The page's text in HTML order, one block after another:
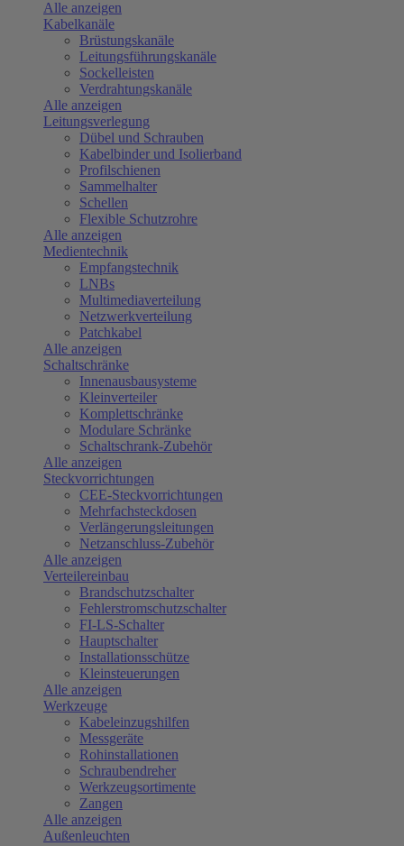
Alle anzeigen
Kabelkanäle
Brüstungskanäle
Leitungsführungskanäle
Sockelleisten
Verdrahtungskanäle
Alle anzeigen
Leitungsverlegung
Dübel und Schrauben
Kabelbinder und Isolierband
Profilschienen
Sammelhalter
Schellen
Flexible Schutzrohre
Alle anzeigen
Medientechnik
Empfangstechnik
LNBs
Multimediaverteilung
Netzwerkverteilung
Patchkabel
Alle anzeigen
Schaltschränke
Innenausbausysteme
Kleinverteiler
Komplettschränke
Modulare Schränke
Schaltschrank-Zubehör
Alle anzeigen
Steckvorrichtungen
CEE-Steckvorrichtungen
Mehrfachsteckdosen
Verlängerungsleitungen
Netzanschluss-Zubehör
Alle anzeigen
Verteilereinbau
Brandschutzschalter
Fehlerstromschutzschalter
FI-LS-Schalter
Hauptschalter
Installationsschütze
Kleinsteuerungen
Alle anzeigen
Werkzeuge
Kabeleinzugshilfen
Messgeräte
Rohinstallationen
Schraubendreher
Werkzeugsortimente
Zangen
Alle anzeigen
Außenleuchten